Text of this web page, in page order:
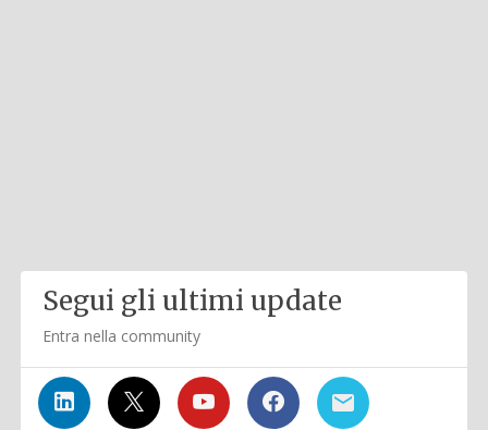
Segui gli ultimi update
Entra nella community